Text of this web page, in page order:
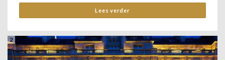
Lees verder
2